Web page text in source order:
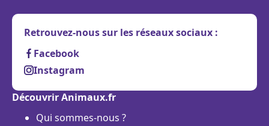
Retrouvez-nous sur les réseaux sociaux :
Facebook
Instagram
Découvrir Animaux.fr
Qui sommes-nous ?